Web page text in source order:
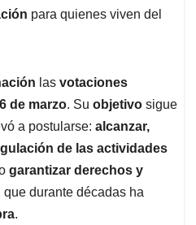
para quienes viven del
las votaciones
de marzo. Su objetivo sigue
a postularse: alcanzar,
de las actividades
garantizar derechos y
durante décadas ha
.